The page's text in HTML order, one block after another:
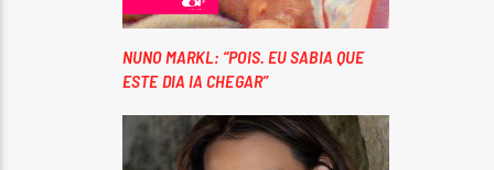
NUNO MARKL: “POIS. EU SABIA QUE
ESTE DIA IA CHEGAR”